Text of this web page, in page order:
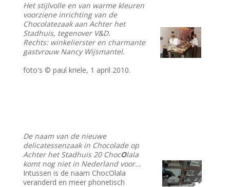
Het stijlvolle en van warme kleuren
voorziene inrichting van de
Chocolatezaak aan Achter het
Stadhuis, tegenover V&D.
Rechts: winkelierster en charmante
gastvrouw Nancy Wijsmantel.
foto's © paul kriele, 1 april 2010.
De naam van de nieuwe
delicatessenzaak in Chocolade op
Achter het Stadhuis 20 ChocOlala
komt nog niet in Nederland voor...
Intussen is de naam ChocOlala
veranderd en meer phonetisch